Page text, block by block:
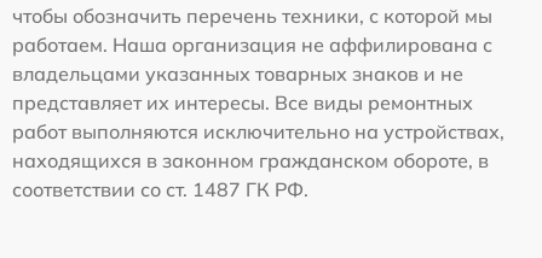
чтобы обозначить перечень техники, с которой мы
работаем. Наша организация не аффилирована с
владельцами указанных товарных знаков и не
представляет их интересы. Все виды ремонтных
работ выполняются исключительно на устройствах,
находящихся в законном гражданском обороте, в
соответствии со ст. 1487 ГК РФ.